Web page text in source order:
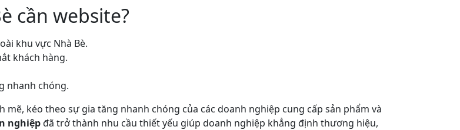
cần website?
khu vực Nhà Bè.
khách hàng.
nhanh chóng.
mẽ, kéo theo sự gia tăng nhanh chóng của các doanh nghiệp cung cấp sản phẩm và
nghiệpđã trở thành nhu cầu thiết yếu giúp doanh nghiệp khẳng định thương hiệu,